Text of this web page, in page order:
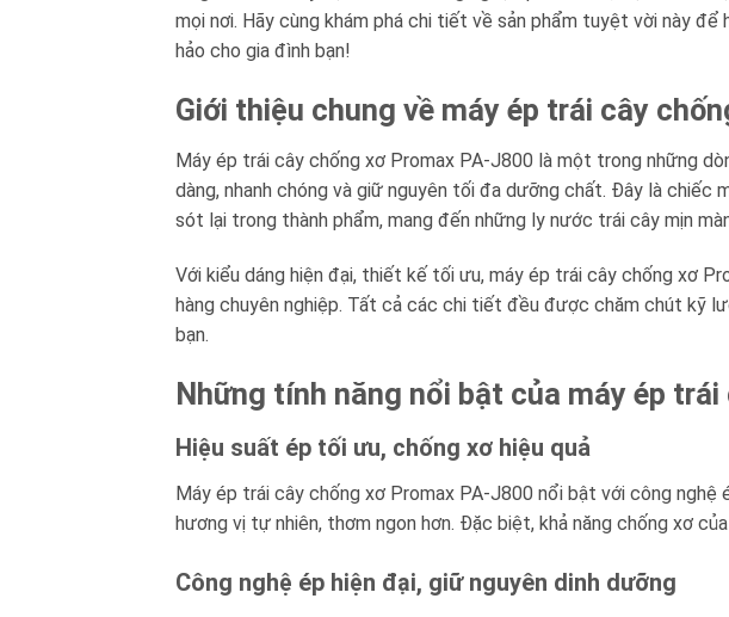
mọi nơi. Hãy cùng khám phá chi tiết về sản phẩm tuyệt vời này
hảo cho gia đình bạn!
Giới thiệu chung về máy ép trái cây
Máy ép trái cây chống xơ Promax PA-J800 là một trong những
dàng, nhanh chóng và giữ nguyên tối đa dưỡng chất. Đây là
sót lại trong thành phẩm, mang đến những ly nước trái cây mịn
Với kiểu dáng hiện đại, thiết kế tối ưu, máy ép trái cây chống xơ
hàng chuyên nghiệp. Tất cả các chi tiết đều được chăm chút kỹ
bạn.
Những tính năng nổi bật của máy ép
Hiệu suất ép tối ưu, chống xơ hiệu quả
Máy ép trái cây chống xơ Promax PA-J800 nổi bật với công
hương vị tự nhiên, thơm ngon hơn. Đặc biệt, khả năng chống xơ
Công nghệ ép hiện đại, giữ nguyên dinh dưỡng